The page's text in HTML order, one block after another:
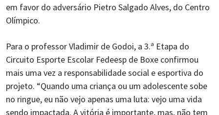
em favor do adversário Pietro Salgado Alves, do Centro
Olímpico.
Para o professor Vladimir de Godoi, a 3.ª Etapa do
Circuito Esporte Escolar Fedeesp de Boxe confirmou
mais uma vez a responsabilidade social e esportiva do
projeto. “Quando uma criança ou um adolescente sobe
no ringue, eu não vejo apenas uma luta: vejo uma vida
sendo impactada. A vitória é importante, mas, não tem